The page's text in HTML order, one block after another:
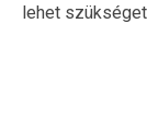
lehet